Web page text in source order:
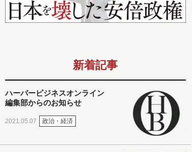
新着記事
ハーバービジネスオンライン
編集部からのお知らせ
2021.05.07 政治・経済